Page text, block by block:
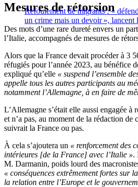
Refoulement de migrants : «
un crime mais un devoir », lancent
Mesures de rétorsion
Des mots d’une rare dureté envers un
l’Italie, accompagnés de mesures de
Alors que la France devait procéder à 3
réfugiés pour l’année 2023, au bénéfice
expliqué qu’elle « suspend l’ensemble
appelle tous les autres participants au
notamment l’Allemagne, à en faire de
L’Allemagne s’était elle aussi engagée à
et n’a pas, au moment de la rédaction de
suivrait la France ou pas.
À cela s’ajoutera un « renforcement des
intérieures [de la France] avec l’Italie ».
M. Darmanin, poids lourd des
« conséquences extrêmement fortes sur
la relation entre l’Europe et le